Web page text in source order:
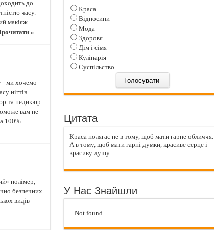
до
часу.
макіяж.
»
- ми хочемо
нігтів.
та педикюр
вам не
100%.
полімер,
безпечних
видів
Краса
Відносини
Мода
Здоровя
Дiм і сiмя
Кулiнарiя
Суспiльство
Цитата
Краса полягає не в тому, щоб мати гарне обличчя.
А в тому, щоб мати гарні думки, красиве серце і
красиву душу.
У Нас Знайшли
Not found